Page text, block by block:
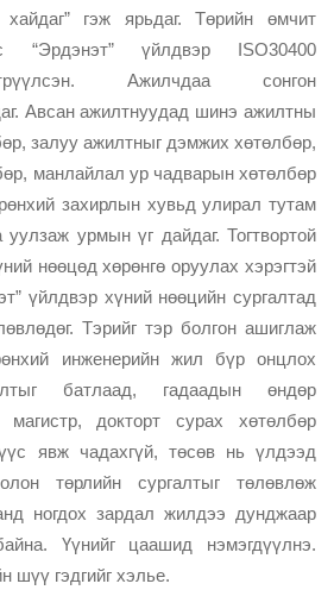
хайдаг” гэж ярьдаг. Төрийн өмчит
“Эрдэнэт” үйлдвэр ISO30400
Ажилчдаа сонгон
Авсан ажилтнуудад шинэ ажилтны
залуу ажилтныг дэмжих хөтөлбөр,
манлайлал ур чадварын хөтөлбөр
захирлын хувьд улирал тутам
урмын үг дайдаг. Тогтвортой
нөөцөд хөрөнгө оруулах хэрэгтэй
үйлдвэр хүний нөөцийн сургалтад
Тэрийг тэр болгон ашиглаж
инженерийн жил бүр онцлох
батлаад, гадаадын өндөр
магистр, докторт сурах хөтөлбөр
явж чадахгүй, төсөв нь үлдээд
төрлийн сургалтыг төлөвлөж
ногдох зардал жилдээ дунджаар
Үүнийг цаашид нэмэгдүүлнэ.
шүү гэдгийг хэлье.